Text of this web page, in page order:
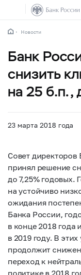
Новости
Банк
снизить
на 25 б.п.,
23 марта 2018 года
Совет директоров
принял решение
до 7,25% годовых.
на устойчиво
ожидания
Банка России,
в конце 2018 года
в 2019 году. В
продолжит
переход к
политике в 2018